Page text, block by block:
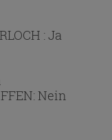
:Ja
Nein